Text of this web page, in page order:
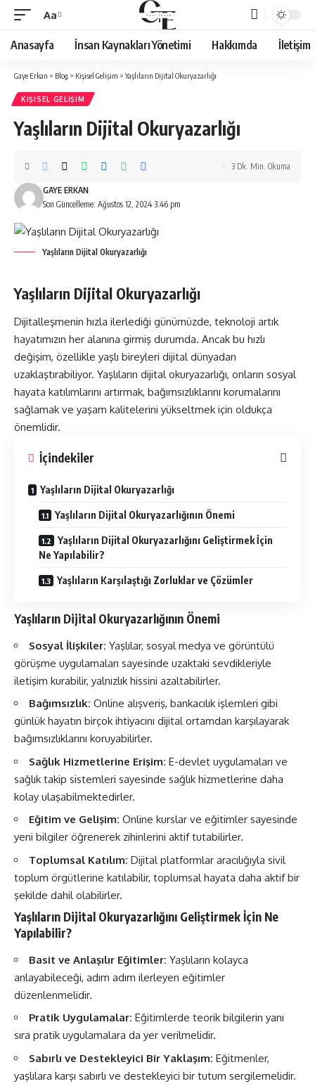
Font
Resizer
Aa
Anasayfa İnsan Kaynakları Yönetimi Hakkımda İletişim
Gaye Erkan > Blog > Kişisel Gelişim >Yaşlıların Dijital Okuryazarlığı
KIŞISEL GELIŞIM
Yaşlıların Dijital Okuryazarlığı
Son Güncelleme: Ağustos 12, 2024 3:46 pm
GAYE ERKAN
3 Dk. Min. Okuma
Yaşlıların Dijital Okuryazarlığı
Yaşlıların Dijital Okuryazarlığı
Dijitalleşmenin hızla ilerlediği günümüzde, teknoloji artık
hayatımızın her alanına girmiş durumda. Ancak bu hızlı
değişim, özellikle yaşlı bireyleri dijital dünyadan
uzaklaştırabiliyor. Yaşlıların dijital okuryazarlığı, onların sosyal
hayata katılımlarını artırmak, bağımsızlıklarını korumalarını
sağlamak ve yaşam kalitelerini yükseltmek için oldukça
önemlidir.
İçindekiler
Yaşlıların Dijital Okuryazarlığı
Yaşlıların Dijital Okuryazarlığının Önemi
Yaşlıların Dijital Okuryazarlığını Geliştirmek İçin
Ne Yapılabilir?
Yaşlıların Karşılaştığı Zorluklar ve Çözümler
Yaşlıların Dijital Okuryazarlığının Önemi
Sosyal İlişkiler: Yaşlılar, sosyal medya ve görüntülü
görüşme uygulamaları sayesinde uzaktaki sevdikleriyle
iletişim kurabilir, yalnızlık hissini azaltabilirler.
Bağımsızlık: Online alışveriş, bankacılık işlemleri gibi
günlük hayatın birçok ihtiyacını dijital ortamdan karşılayarak
bağımsızlıklarını koruyabilirler.
Sağlık Hizmetlerine Erişim: E-devlet uygulamaları ve
sağlık takip sistemleri sayesinde sağlık hizmetlerine daha
kolay ulaşabilmektedirler.
Eğitim ve Gelişim: Online kurslar ve eğitimler sayesinde
yeni bilgiler öğrenerek zihinlerini aktif tutabilirler.
Toplumsal Katılım: Dijital platformlar aracılığıyla sivil
toplum örgütlerine katılabilir, toplumsal hayata daha aktif bir
şekilde dahil olabilirler.
Yaşlıların Dijital Okuryazarlığını Geliştirmek İçin Ne
Yapılabilir?
Basit ve Anlaşılır Eğitimler: Yaşlıların kolayca
anlayabileceği, adım adım ilerleyen eğitimler
düzenlenmelidir.
Pratik Uygulamalar: Eğitimlerde teorik bilgilerin yanı
sıra pratik uygulamalara da yer verilmelidir.
Sabırlı ve Destekleyici Bir Yaklaşım: Eğitmenler,
yaşlılara karşı sabırlı ve destekleyici bir tutum sergilemelidir.